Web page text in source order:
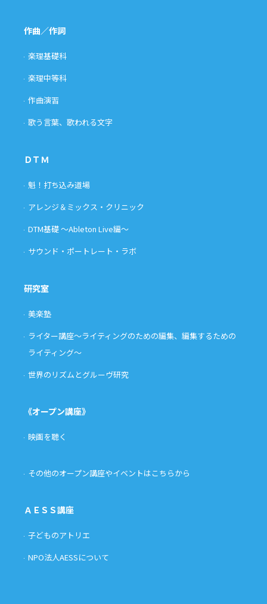
作曲／作詞
楽理基礎科
楽理中等科
作曲演習
歌う言葉、歌われる文字
ＤＴＭ
魁！打ち込み道場
アレンジ＆ミックス・クリニック
DTM基礎 〜Ableton Live編〜
サウンド・ポートレート・ラボ
研究室
美楽塾
ライター講座〜ライティングのための編集、編集するための
ライティング〜
世界のリズムとグルーヴ研究
《オープン講座》
映画を聴く
その他のオープン講座やイベントはこちらから
ＡＥＳＳ講座
子どものアトリエ
NPO法人AESSについて